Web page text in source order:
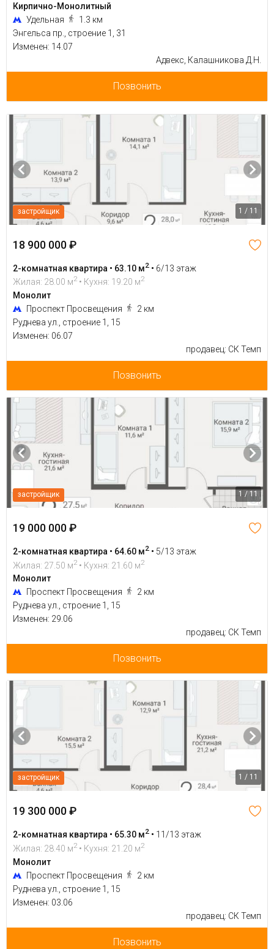
Кирпично-Монолитный
Удельная
1.3 км
Энгельса пр., строение 1, 31
Изменен: 14.07
Адвекс, Калашникова Д.Н.
Позвонить
застройщик 1 / 11
18 900 000 ₽
2-комнатная квартира • 63.10 м2 • 6/13 этаж
Жилая: 28.00 м2 • Кухня: 19.20 м2
Монолит
Проспект Просвещения
2 км
Руднева ул., строение 1, 15
Изменен: 06.07
продавец: СК Темп
Позвонить
застройщик 1 / 11
19 000 000 ₽
2-комнатная квартира • 64.60 м2 • 5/13 этаж
Жилая: 27.50 м2 • Кухня: 21.60 м2
Монолит
Проспект Просвещения
2 км
Руднева ул., строение 1, 15
Изменен: 29.06
продавец: СК Темп
Позвонить
застройщик 1 / 11
19 300 000 ₽
2-комнатная квартира • 65.30 м2 • 11/13 этаж
Жилая: 28.40 м2 • Кухня: 21.20 м2
Монолит
Проспект Просвещения
2 км
Руднева ул., строение 1, 15
Изменен: 03.06
продавец: СК Темп
Позвонить